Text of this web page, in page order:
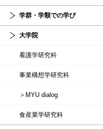
学群・学類での学び
大学院
看護学研究科
事業構想学研究科
＞MYU dialog
食産業学研究科